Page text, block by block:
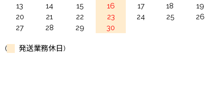
13
14 15 16 17 18
19
20
21 22 23 24 25
26
27
28 29 30
( 発送業務休日)